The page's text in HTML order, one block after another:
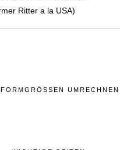
Ritter a la USA)
UMRECHNEN